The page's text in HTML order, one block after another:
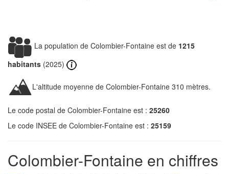
La population de Colombier-Fontaine est de 1215
habitants (2025)
L'altitude moyenne de Colombier-Fontaine 310 mètres.
Le code postal de Colombier-Fontaine est : 25260
Le code INSEE de Colombier-Fontaine est : 25159
Colombier-Fontaine en chiffres